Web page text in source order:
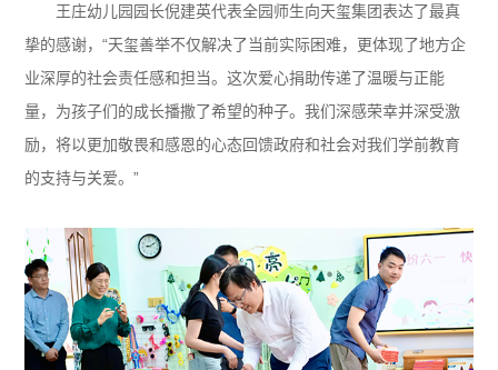
王庄幼儿园园长倪建英代表全园师生向天玺集团表达了最真
挚的感谢，“天玺善举不仅解决了当前实际困难，更体现了地方企
业深厚的社会责任感和担当。这次爱心捐助传递了温暖与正能
量，为孩子们的成长播撒了希望的种子。我们深感荣幸并深受激
励，将以更加敬畏和感恩的心态回馈政府和社会对我们学前教育
的支持与关爱。”